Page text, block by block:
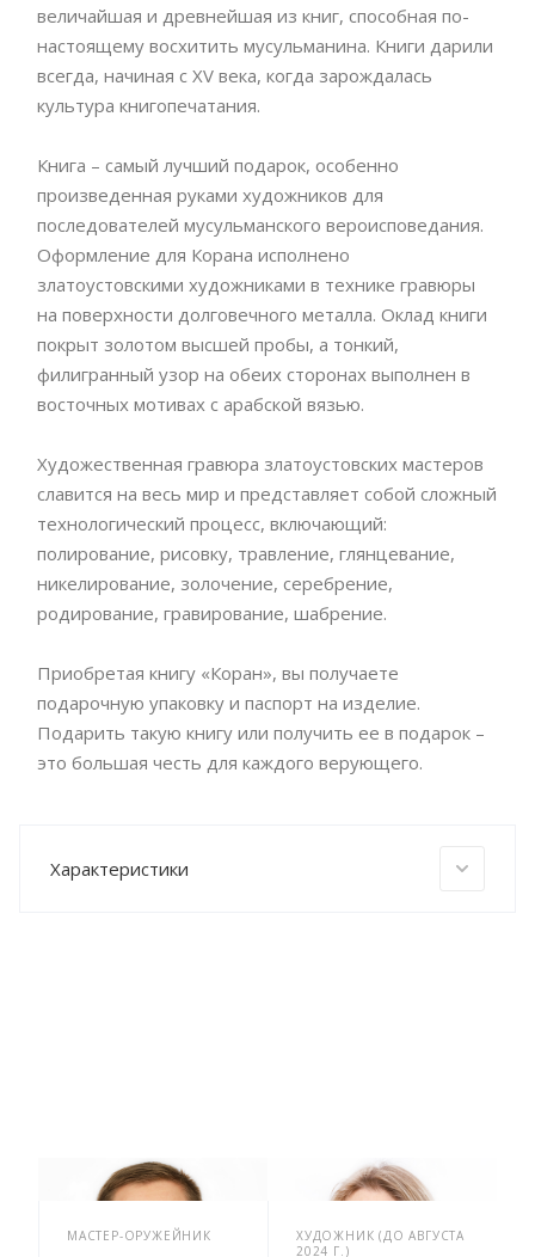
величайшая и древнейшая из книг, способная по-
настоящему восхитить мусульманина. Книги дарили
всегда, начиная с XV века, когда зарождалась
культура книгопечатания.
Книга – самый лучший подарок, особенно
произведенная руками художников для
последователей мусульманского вероисповедания.
Оформление для Корана исполнено
златоустовскими художниками в технике гравюры
на поверхности долговечного металла. Оклад книги
покрыт золотом высшей пробы, а тонкий,
филигранный узор на обеих сторонах выполнен в
восточных мотивах с арабской вязью.
Художественная гравюра златоустовских мастеров
славится на весь мир и представляет собой сложный
технологический процесс, включающий:
полирование, рисовку, травление, глянцевание,
никелирование, золочение, серебрение,
родирование, гравирование, шабрение.
Приобретая книгу «Коран», вы получаете
подарочную упаковку и паспорт на изделие.
Подарить такую книгу или получить ее в подарок –
это большая честь для каждого верующего.
Характеристики
МАСТЕР-ОРУЖЕЙНИК
ХУДОЖНИК (ДО АВГУСТА
2024 Г.)